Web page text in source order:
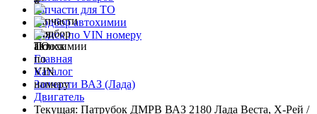
Запчасти для ТО
Подбор автохимии
Поиск по VIN номеру
Главная
Каталог
Запчасти ВАЗ (Лада)
Двигатель
Текущая: Патрубок ДМРВ ВАЗ 2180 Лада Веста, Х-Рей /